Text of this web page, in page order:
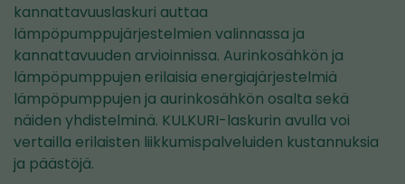
kannattavuuslaskuri auttaa
lämpöpumppujärjestelmien valinnassa ja
kannattavuuden arvioinnissa. Aurinkosähkön ja
lämpöpumppujen erilaisia energiajärjestelmiä
lämpöpumppujen ja aurinkosähkön osalta sekä
näiden yhdistelminä. KULKURI-laskurin avulla voi
vertailla erilaisten liikkumispalveluiden kustannuksia
ja päästöjä.